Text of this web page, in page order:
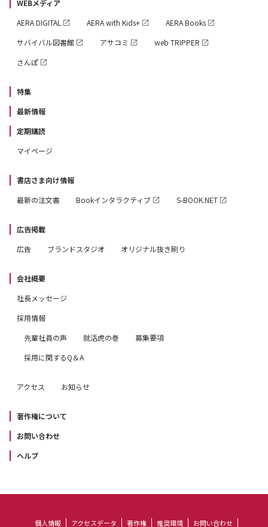
WEBメディア
AERA DIGITAL
AERA with Kids+
AERA Books
サバイバル図書館
アサコミ
web TRIPPER
さんぽ
特集
最新情報
定期購読
マイページ
書店さま向け情報
最新の注文書
Bookインタラクティブ S-BOOK.NET
広告掲載
広告
ブランドスタジオ オリジナル抜き刷り
会社概要
社長メッセージ
採用情報
先輩社員の声
就活虎の巻
募集要項
採用に関するQ＆A
アクセス お知らせ
著作権について
お問い合わせ
ヘルプ
個人情報 アクセスデータ 著作権 推奨環境 お問い合わせ